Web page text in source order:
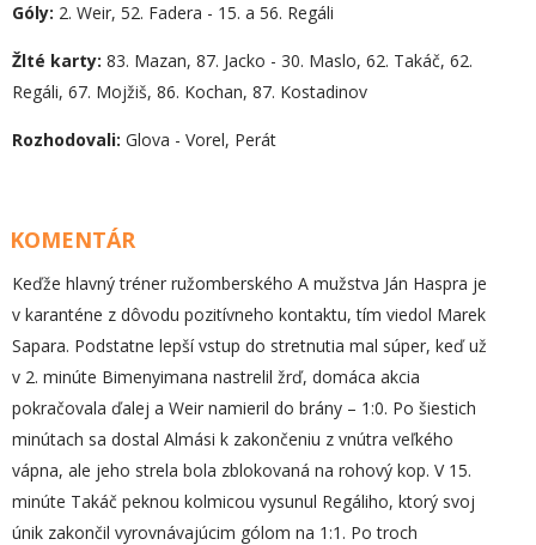
Góly: 2. Weir, 52. Fadera - 15. a 56. Regáli
Žlté karty: 83. Mazan, 87. Jacko - 30. Maslo, 62. Takáč, 62.
Regáli, 67. Mojžiš, 86. Kochan, 87. Kostadinov
Rozhodovali: Glova - Vorel, Perát
KOMENTÁR
Keďže hlavný tréner ružomberského A mužstva Ján Haspra je
v karanténe z dôvodu pozitívneho kontaktu, tím viedol Marek
Sapara. Podstatne lepší vstup do stretnutia mal súper, keď už
v 2. minúte Bimenyimana nastrelil žrď, domáca akcia
pokračovala ďalej a Weir namieril do brány – 1:0. Po šiestich
minútach sa dostal Almási k zakončeniu z vnútra veľkého
vápna, ale jeho strela bola zblokovaná na rohový kop. V 15.
minúte Takáč peknou kolmicou vysunul Regáliho, ktorý svoj
únik zakončil vyrovnávajúcim gólom na 1:1. Po troch